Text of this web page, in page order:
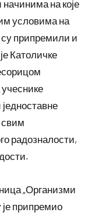
на које
условима на
припремили и
Католичке
радозналости,
„Организми
је припремио